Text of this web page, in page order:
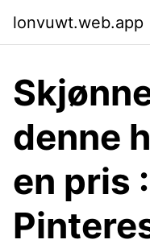
lonvuwt.web.app
denne
en pris